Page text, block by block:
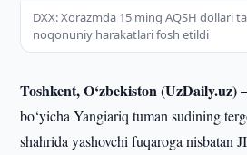
DXX: Xorazmda 15 ming AQSH dollari
noqonuniy harakatlari fosh etildi
Toshkent, O‘zbekiston
bo‘yicha Yangiariq tuman sudining
shahrida yashovchi fuqaroga nisbatan